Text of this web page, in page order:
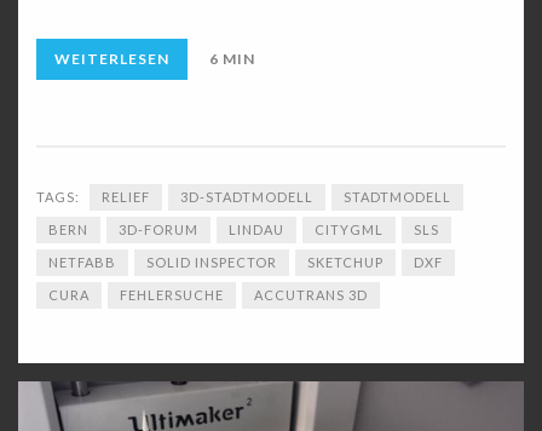
WEITERLESEN 6 MIN
TAGS: RELIEF 3D-STADTMODELL STADTMODELL
BERN 3D-FORUM LINDAU CITYGML SLS
NETFABB SOLID INSPECTOR SKETCHUP DXF
CURA FEHLERSUCHE ACCUTRANS 3D